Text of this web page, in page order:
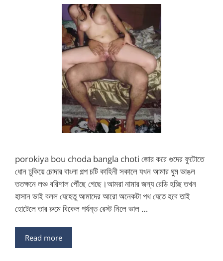
porokiya bou choda bangla choti জোর করে গুদের ফুটোতে
ধোন ঢুকিয়ে চোদার বাংলা গল্প চটি কাহিনী সকালে যখন আমার ঘুম ভাঙল
ততক্ষনে লঞ্চ বরিশাল পৌঁছে গেছে।আমরা নামার জন্য রেডি হচ্ছি তখন
হাসান ভাই বলল যেহেতু আমাদের আরো অনেকটা পথ যেতে হবে তাই
হোটেলে তার রুমে বিকেল পর্যন্ত রেস্ট নিলে ভাল …
Read more